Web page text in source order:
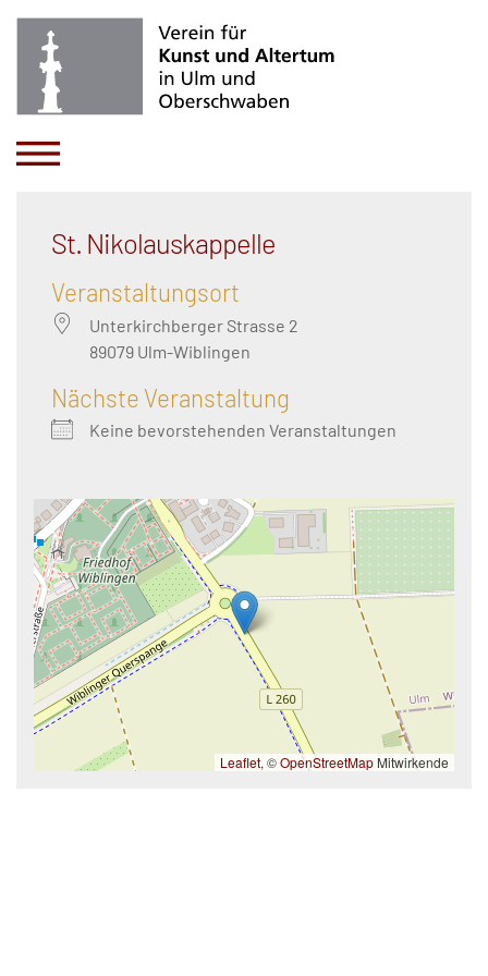
St. Nikolauskappelle
Veranstaltungsort
Unterkirchberger Strasse 2
89079 Ulm-Wiblingen
Nächste Veranstaltung
Keine bevorstehenden Veranstaltungen
Leaflet, ©OpenStreetMap Mitwirkende